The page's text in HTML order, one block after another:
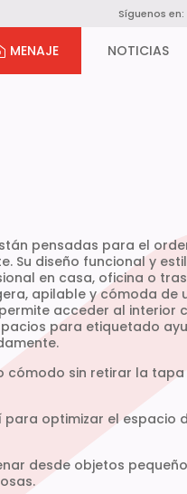
Síguenos en:
MENAJE NOTICIAS
pensadas para el
Su diseño funcional y
en casa, oficina o
apilable y cómoda de
acceder al interior
para etiquetado
cómodo sin retirar la
sí para optimizar el espacio
desde objetos